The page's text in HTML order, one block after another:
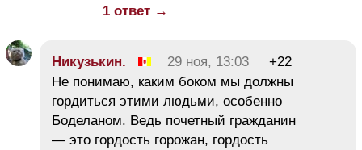
1 ответ →
Никузькин. 29 ноя, 13:03
+22
Не понимаю, каким боком мы должны
гордиться этими людьми, особенно
Боделаном. Ведь почетный гражданин
— это гордость горожан, гордость